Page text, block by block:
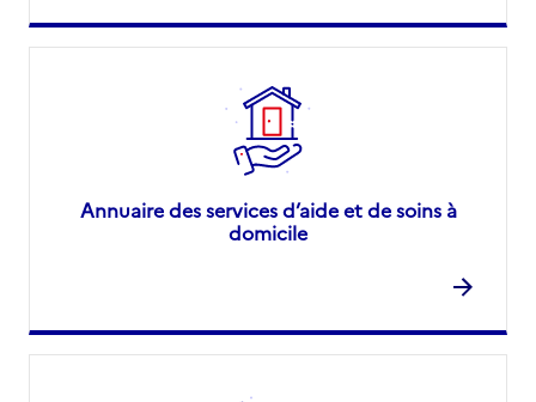
Annuaire des services d’aide et de soins à
domicile